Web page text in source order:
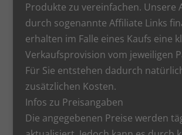
Produkte zu vereinfachen. Unsere
durch sogenannte Affiliate Links
erhalten im Falle eines Kaufs eine
Verkaufsprovision vom jeweiligen
Für Sie entstehen dadurch
zusätzlichen Kosten.
Infos zu Preisangaben
Die angegebenen Preise werden